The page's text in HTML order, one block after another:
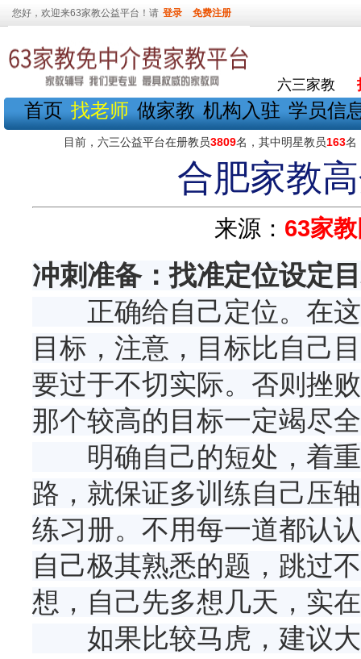
您好，欢迎来63家教公益平台！请 登录 免费注册
六三家教
首页 找老师 做家教 机构入驻 学员信
目前，六三公益平台在册教员3809名，其中明星教员163名
合肥家教
来源： 63家
冲刺准备：找准定位设定
正确给自己定位。在这
目标，注意，目标比自己
要过于不切实际。否则挫
那个较高的目标一定竭尽
明确自己的短处，着重
路，就保证多训练自己压
练习册。不用每一道都认
自己极其熟悉的题，跳过
想，自己先多想几天，实
如果比较马虎，建议大